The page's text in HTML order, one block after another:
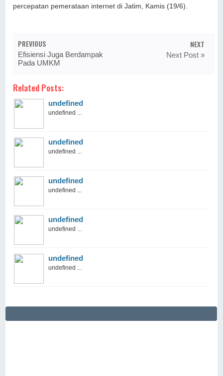
percepatan pemerataan internet di Jatim, Kamis (19/6).
PREVIOUS
Efisiensi Juga Berdampak
Pada UMKM
NEXT
Next Post »
Related Posts:
undefined
undefined ...
undefined
undefined ...
undefined
undefined ...
undefined
undefined ...
undefined
undefined ...